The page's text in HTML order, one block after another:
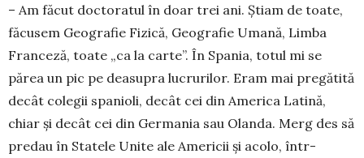
– Am făcut doctoratul în doar trei ani. Știam de toate,
făcusem Geografie Fizică, Geografie Umană, Limba
Franceză, toate „ca la carte”. În Spania, totul mi se
părea un pic pe deasupra lucrurilor. Eram mai pregătită
decât colegii spanioli, decât cei din America Latină,
chiar și decât cei din Germania sau Olanda. Merg des să
predau în Statele Unite ale Americii și acolo, într-